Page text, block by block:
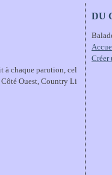
à chaque parution, cel
Côté Ouest, Country Li
DU
Créer